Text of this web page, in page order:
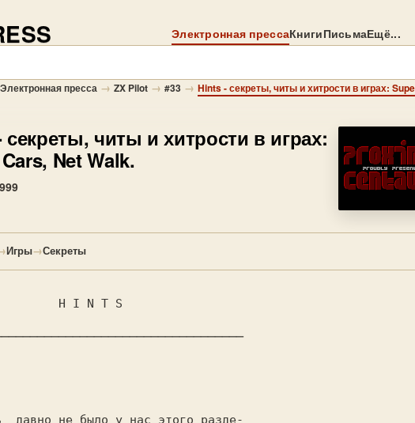
Электронная прессаКнигиПисьмаЕщё...
Электронная пресса → ZX Pilot → #33 → Hints - секреты, читы и хитрости в играх:
читы и хитрости в играх:
Net Walk.
Игры→Секреты